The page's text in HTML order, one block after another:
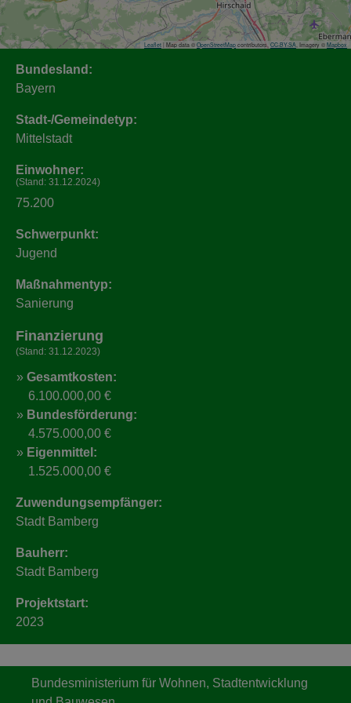
Leaflet | Map data © OpenStreetMap contributors, CC-BY-SA, Imagery © Mapbox
Bundesland:
Bayern
Stadt-/Gemeindetyp:
Mittelstadt
Einwohner:
(Stand: 31.12.2024)
75.200
Schwerpunkt:
Jugend
Maßnahmentyp:
Sanierung
Finanzierung
(Stand: 31.12.2023)
Gesamtkosten:
6.100.000,00 €
Bundesförderung:
4.575.000,00 €
Eigenmittel:
1.525.000,00 €
Zuwendungsempfänger:
Stadt Bamberg
Bauherr:
Stadt Bamberg
Projektstart:
2023
Bundesministerium für Wohnen, Stadtentwicklung